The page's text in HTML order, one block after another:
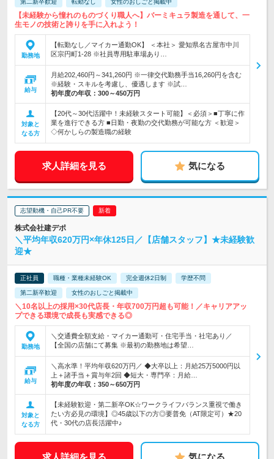
第二新卒歓迎 転勤なし 女性のおしごと掲載中
【未経験から憧れのものづくり職人へ】バーミキュラ製造を通して、一
生モノの技術と誇りを手に入れよう！
勤務地
【転勤なし／マイカー通勤OK】 ＜本社＞ 愛知県名古屋市中川
区宗円町1-28 ※社員専用駐車場あり…
給与
月給202,460円～341,260円 ※一律交代勤務手当16,260円を含む
※経験・スキルを考慮し、優遇します ※試…
初年度の年収： 300～450万円
対象と
なる方
【20代～30代活躍中！未経験スタート可能】＜必須＞■丁寧に作
業を進行できる方 ■日勤・夜勤の交代勤務が可能な方 ＜歓迎＞
◇何かしらの製造職の経験
求人詳細を見る 気になる
志望動機・自己PR不要
株式会社建デポ
＼平均年収620万円×年休125日／【店舗スタッフ】★未経験歓
迎★
正社員 職種・業種未経験OK 完全週休2日制 学歴不問
第二新卒歓迎 女性のおしごと掲載中
＼10名以上の採用×30代店長・年収700万円超も可能！／キャリアアッ
プできる環境で成長も実感できる◎
勤務地
＼交通費全額支給・マイカー通勤可・住宅手当・社宅あり／
【全国の店舗にて募集 ※最初の勤務地は希望…
給与
＼高水準！平均年収620万円／ ◆大卒以上：月給25万5000円以
上＋諸手当＋賞与年2回 ◆短大・専門卒：月給…
初年度の年収： 350～650万円
対象と
なる方
【未経験歓迎・第二新卒OK☆ワークライフバランス重視で働き
たい方必見の環境】◎45歳以下の方◎要普免（AT限定可）★20
代・30代の店長活躍中♪
求人詳細を見る 気になる